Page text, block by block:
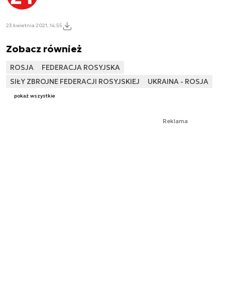
23 kwietnia 2021, 14:55
Zobacz również
ROSJA
FEDERACJA ROSYJSKA
SIŁY ZBROJNE FEDERACJI ROSYJSKIEJ
UKRAINA - ROSJA
pokaż wszystkie
Reklama